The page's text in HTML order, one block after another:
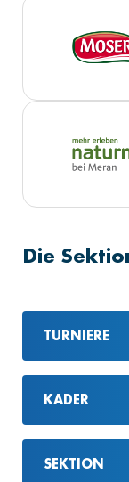
Die
TURNIERE
KADER
SEKTION